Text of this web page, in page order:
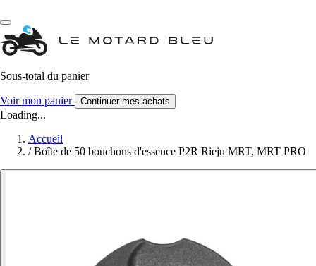
Sous-total du panier
Voir mon panier Continuer mes achats
Loading...
Accueil
/ Boîte de 50 bouchons d'essence P2R Rieju MRT, MRT PRO